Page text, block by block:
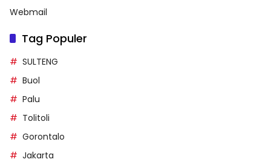
Webmail
Tag Populer
SULTENG
Buol
Palu
Tolitoli
Gorontalo
Jakarta